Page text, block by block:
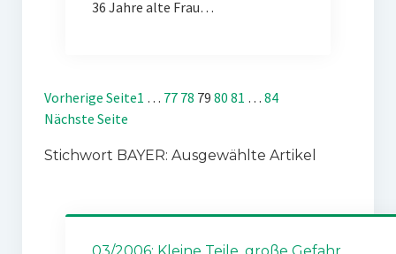
36 Jahre alte Frau…
Vorherige Seite1 … 77 78 79 80 81 … 84
Nächste Seite
Stichwort BAYER: Ausgewählte Artikel